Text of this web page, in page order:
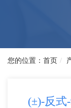
首页
(±)-反式